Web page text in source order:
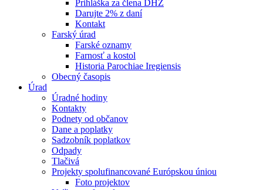
Prihláška za člena DHZ
Darujte 2% z daní
Kontakt
Farský úrad
Farské oznamy
Farnosť a kostol
Historia Parochiae Iregiensis
Obecný časopis
Úrad
Úradné hodiny
Kontakty
Podnety od občanov
Dane a poplatky
Sadzobník poplatkov
Odpady
Tlačivá
Projekty spolufinancované Európskou úniou
Foto projektov